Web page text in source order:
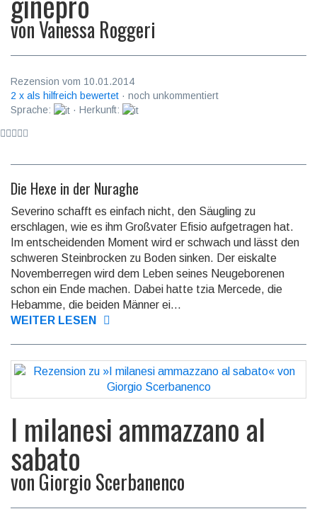
vonVanessa Roggeri
Rezension vom 10.01.2014
2 x als hilfreich bewertet · noch unkommentiert
Sprache:
· Herkunft:
Die Hexe in der Nuraghe
Severino schafft es einfach nicht, den Säugling zu
erschlagen, wie es ihm Großvater Efisio aufgetragen hat.
Im entscheidenden Moment wird er schwach und lässt den
schweren Steinbrocken zu Boden sinken. Der eiskalte
Novemberregen wird dem Leben seines Neugeborenen
schon ein Ende machen. Dabei hatte tzia Mercede, die
Hebamme, die beiden Männer ei...
WEITER LESEN
I milanesi ammazzano al
sabato
vonGiorgio Scerbanenco